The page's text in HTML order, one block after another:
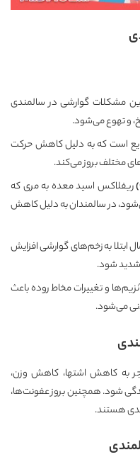
مشکلات گوارشی در سالمندی
و تهوع می‌شود.
است که به دلیل کاهش حرکت
مختلف بروز می‌کند.
ریفلاکس اسید معده به مری که
در سالمندان به دلیل کاهش
ابتلا به زخم‌های گوارشی افزایش
شدید شود.
و تغییرات مخاط روده باعث
می‌شود.
به کاهش اشتها، کاهش وزن،
شود. همچنین بروز عفونت‌ها،
هستند.